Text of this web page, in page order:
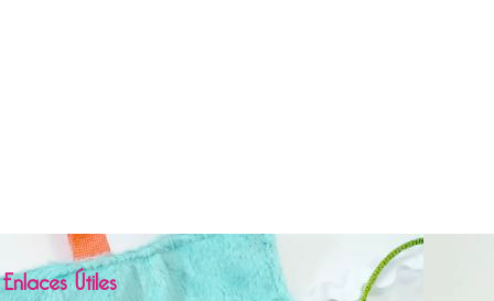
Enlaces Útiles